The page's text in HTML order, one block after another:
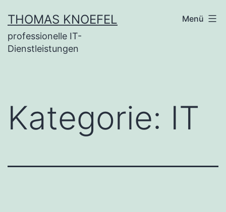
Inhalt
springen
THOMAS KNOEFEL
professionelle IT-
Dienstleistungen
Menü
Kategorie: IT